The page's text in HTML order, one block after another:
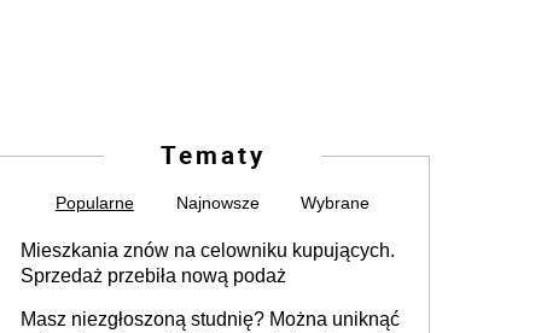
Tematy
Popularne Najnowsze Wybrane
Mieszkania znów na celowniku kupujących.
Sprzedaż przebiła nową podaż
Masz niezgłoszoną studnię? Można uniknąć